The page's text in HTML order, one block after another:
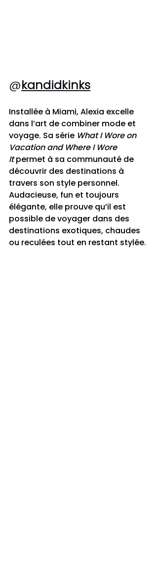
@kandidkinks
Installée à Miami, Alexia excelle
dans l’art de combiner mode et
voyage. Sa série What I Wore on
Vacation and Where I Wore
It permet à sa communauté de
découvrir des destinations à
travers son style personnel.
Audacieuse, fun et toujours
élégante, elle prouve qu’il est
possible de voyager dans des
destinations exotiques, chaudes
ou reculées tout en restant stylée.